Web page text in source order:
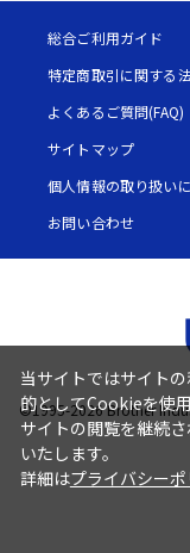
総合ご利用ガイド
特定商取引に関する
よくあるご質問(FAQ)
サイトマップ
個人情報の取り扱い
お問い合わせ
©1995-2026Brother
当サイトではサイト
的としてCookieを使
サイトの閲覧を継続
いたします。
詳細はプライバシー